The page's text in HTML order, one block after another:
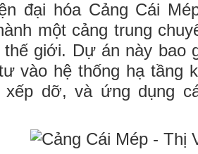
đại hóa Cảng Cái
một cảng trung
giới. Dự án này bao
vào hệ thống hạ tầng
xếp dỡ, và ứng dụng